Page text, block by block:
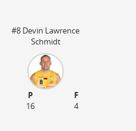
#8 Devin Lawrence
Schmidt
P
F
16
4